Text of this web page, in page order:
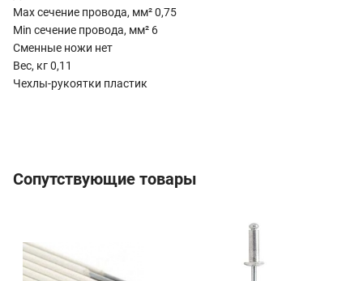
Max сечение провода, мм² 0,75
Min сечение провода, мм² 6
Сменные ножи нет
Вес, кг 0,11
Чехлы-рукоятки пластик
Сопутствующие товары